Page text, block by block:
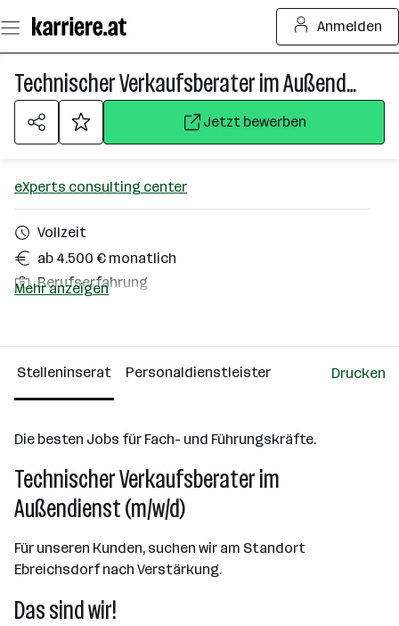
Seiteninhalt
springen
Anmelden
Technischer Verkaufsberater im Außendienst (m/w/d)
Jetzt bewerben
eXperts consulting center
Vollzeit
ab 4.500 € monatlich
Berufserfahrung
Über das Unternehmen
St. Florian
Mehr anzeigen
Stelleninserat Personaldienstleister Drucken
Die besten Jobs für Fach- und Führungskräfte.
Technischer Verkaufsberater im
Außendienst (m/w/d)
Für unseren Kunden, suchen wir am Standort
Ebreichsdorf nach Verstärkung.
Das sind wir!